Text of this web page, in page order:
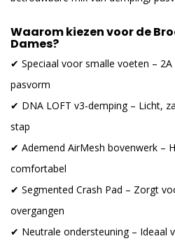
Waarom kiezen voor de
Dames?
✔ Speciaal voor smalle voeten –
pasvorm
✔ DNA LOFT v3-demping – Licht,
stap
✔ Ademend AirMesh bovenwerk –
comfortabel
✔ Segmented Crash Pad – Zorgt
overgangen
✔ Neutrale ondersteuning – Ideaal